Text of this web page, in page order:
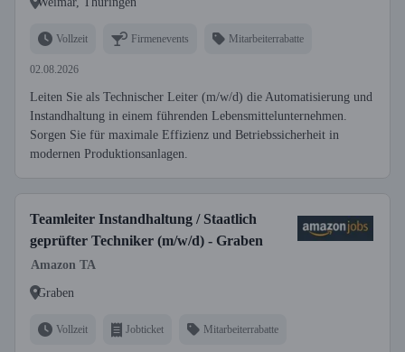
Vollzeit Firmenevents Mitarbeiterrabatte
02.08.2026
Leiten Sie als Technischer Leiter (m/w/d) die Automatisierung und
Instandhaltung in einem führenden Lebensmittelunternehmen.
Sorgen Sie für maximale Effizienz und Betriebssicherheit in
modernen Produktionsanlagen.
Teamleiter Instandhaltung / Staatlich
geprüfter Techniker (m/w/d) - Graben
Amazon TA
Graben
Vollzeit Jobticket Mitarbeiterrabatte